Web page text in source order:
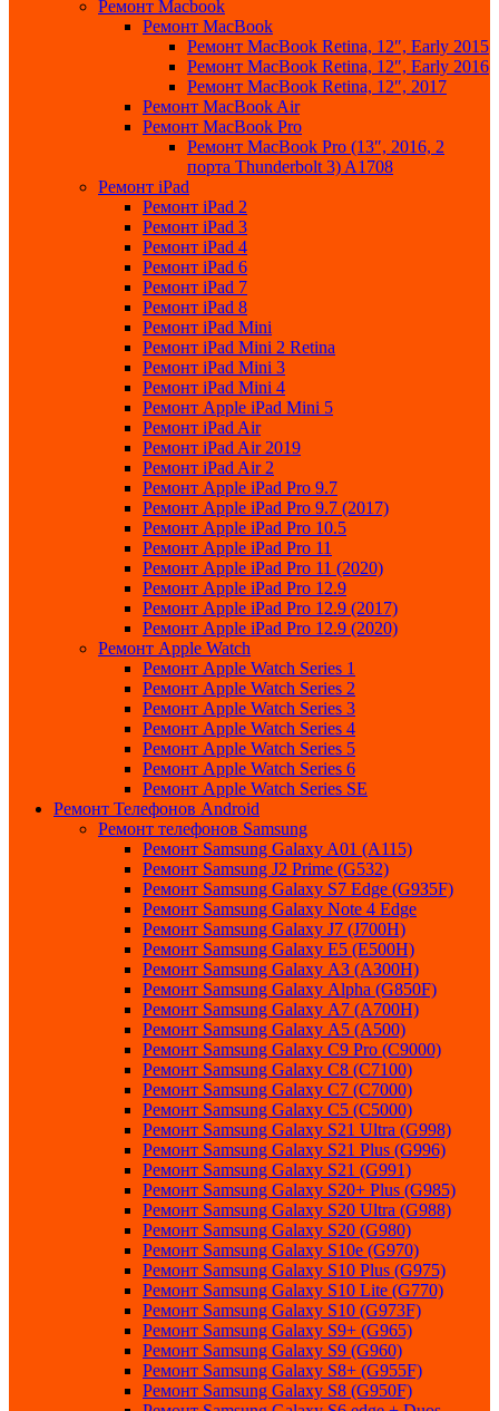
Ремонт Macbook
Ремонт MacBook
Ремонт MacBook Retina, 12″, Early 2015
Ремонт MacBook Retina, 12″, Early 2016
Ремонт MacBook Retina, 12″, 2017
Ремонт MacBook Air
Ремонт MacBook Pro
Ремонт MacBook Pro (13″, 2016, 2
порта Thunderbolt 3) A1708
Ремонт iPad
Ремонт iPad 2
Ремонт iPad 3
Ремонт iPad 4
Ремонт iPad 6
Ремонт iPad 7
Ремонт iPad 8
Ремонт iPad Mini
Ремонт iPad Mini 2 Retina
Ремонт iPad Mini 3
Ремонт iPad Mini 4
Ремонт Apple iPad Mini 5
Ремонт iPad Air
Ремонт iPad Air 2019
Ремонт iPad Air 2
Ремонт Apple iPad Pro 9.7
Ремонт Apple iPad Pro 9.7 (2017)
Ремонт Apple iPad Pro 10.5
Ремонт Apple iPad Pro 11
Ремонт Apple iPad Pro 11 (2020)
Ремонт Apple iPad Pro 12.9
Ремонт Apple iPad Pro 12.9 (2017)
Ремонт Apple iPad Pro 12.9 (2020)
Ремонт Apple Watch
Ремонт Apple Watch Series 1
Ремонт Apple Watch Series 2
Ремонт Apple Watch Series 3
Ремонт Apple Watch Series 4
Ремонт Apple Watch Series 5
Ремонт Apple Watch Series 6
Ремонт Apple Watch Series SE
Ремонт Телефонов Android
Ремонт телефонов Samsung
Ремонт Samsung Galaxy A01 (A115)
Ремонт Samsung J2 Prime (G532)
Ремонт Samsung Galaxу S7 Edge (G9З5F)
Ремонт Samsung Galaxу Note 4 Edge
Ремонт Samsung Galaxу J7 (J700H)
Ремонт Samsung Galaxу E5 (E500H)
Ремонт Samsung Galaxу AЗ (AЗ00H)
Ремонт Samsung Galaxу Alpha (G850F)
Ремонт Samsung Galaxу A7 (A700H)
Ремонт Samsung Galaxу A5 (A500)
Ремонт Samsung Galaxy С9 Pro (C9000)
Ремонт Samsung Galaxy С8 (C7100)
Ремонт Samsung Galaxy С7 (C7000)
Ремонт Samsung Galaxy С5 (C5000)
Ремонт Samsung Galaxy S21 Ultra (G998)
Ремонт Samsung Galaxy S21 Plus (G996)
Ремонт Samsung Galaxy S21 (G991)
Ремонт Samsung Galaxy S20+ Plus (G985)
Ремонт Samsung Galaxy S20 Ultra (G988)
Ремонт Samsung Galaxy S20 (G980)
Ремонт Samsung Galaxy S10e (G970)
Ремонт Samsung Galaxy S10 Plus (G975)
Ремонт Samsung Galaxy S10 Lite (G770)
Ремонт Samsung Galaxy S10 (G973F)
Ремонт Samsung Galaxy S9+ (G965)
Ремонт Samsung Galaxy S9 (G960)
Ремонт Samsung Galaxy S8+ (G955F)
Ремонт Samsung Galaxy S8 (G950F)